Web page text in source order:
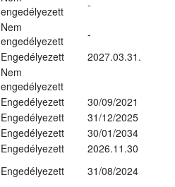
engedélyezett
-
Nem
engedélyezett
-
Engedélyezett
2027.03.31.
Nem
engedélyezett
Engedélyezett
30/09/2021
Engedélyezett
31/12/2025
Engedélyezett
30/01/2034
Engedélyezett
2026.11.30
Engedélyezett 31/08/2024